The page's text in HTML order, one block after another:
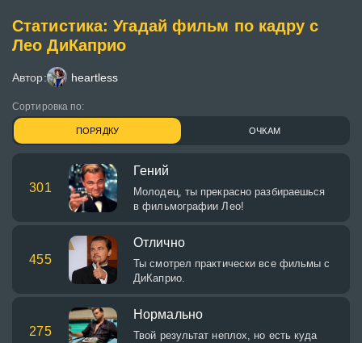
Статистика: Угадай фильм по кадру с
Лео ДиКаприо
Автор: heartless
Сортировка по:
ПОРЯДКУ ОЧКАМ
301
Гений
Молодец, ты прекрасно разбираешься
в фильмографии Лео!
455
Отлично
Ты смотрел практически все фильмы с
ДиКаприо.
275
Нормально
Твой результат неплох, но есть куда